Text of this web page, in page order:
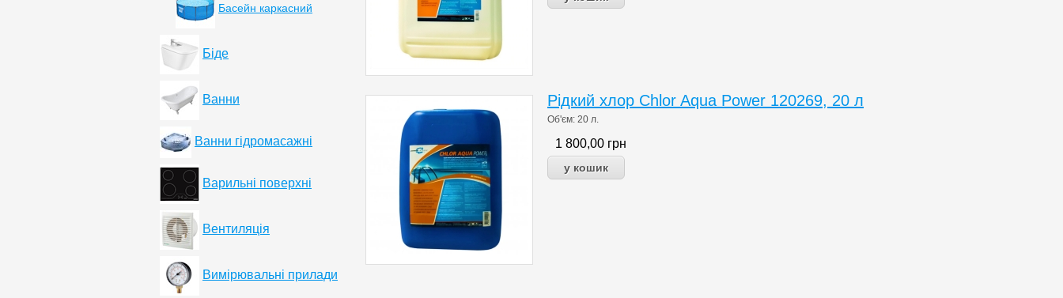
Рідкий хлор Chlor Aqua Power 120269, 20 л
Об'єм: 20 л.
1 800,00 грн
Басейн каркасний
Біде
Ванни
Ванни гідромасажні
Варильні поверхні
Вентиляція
Вимірювальні прилади